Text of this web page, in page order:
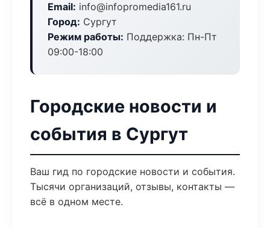
Email: info@infopromedia161.ru
Город: Сургут
Режим работы: Поддержка: Пн-Пт
09:00-18:00
Городские новости и
события в Сургут
Ваш гид по городские новости и события.
Тысячи организаций, отзывы, контакты —
всё в одном месте.